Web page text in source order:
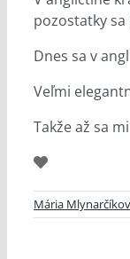
pozostatky
Dnes sa v
Veľmi
Takže až sa
Mária